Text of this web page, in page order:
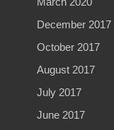
December 2017
October 2017
August 2017
July 2017
June 2017